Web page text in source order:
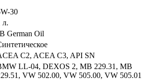
30
л.
German Oil
C2, ACEA C3, API SN
LL-04, DEXOS 2, MB 229.31, MB
VW 502.00, VW 505.00, VW 505.01